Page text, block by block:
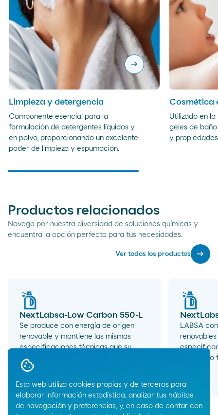
Esta web utiliza cookies propias y de terceros para
elaborar información estadística, analizar tus hábitos
de navegación y preferencias, y, en caso de contar con
arrow_right_alt
Limpieza y detergencia
Componente esencial para la
formulación de detergentes líquidos y
en polvo, proporcionando un excelente
poder de limpieza y espumación.
Cosmética
Utilizado en
geles de
y
Productos relacionados
Navega por nuestra diversidad de soluciones químicas y
encuentra la opción perfecta para tus necesidades.
Ver todos los productos arrow_right_alt
NextLabsa-Low Carbon 550-L
Se produce con energía de origen
renovable y mantiene las mismas
especificaciones técnicas que su
versión fósil.
arrow_right_alt
LABSA
homólogo